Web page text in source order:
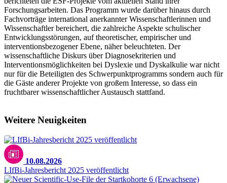
Forschungsarbeiten. Das Programm wurde darüber hinaus durch
Fachvorträge international anerkannter Wissenschaftlerinnen und
Wissenschaftler bereichert, die zahlreiche Aspekte schulischer
Entwicklungsstörungen, auf theoretischer, empirischer und
interventionsbezogener Ebene, näher beleuchteten. Der
wissenschaftliche Diskurs über Diagnosekriterien und
Interventionsmöglichkeiten bei Dyslexie und Dyskalkulie war nicht
nur für die Beteiligten des Schwerpunktprogramms sondern auch für
die Gäste anderer Projekte von großem Interesse, so dass ein
fruchtbarer wissenschaftlicher Austausch stattfand.
Weitere Neuigkeiten
10.08.2026
LIfBi-Jahresbericht 2025 veröffentlicht